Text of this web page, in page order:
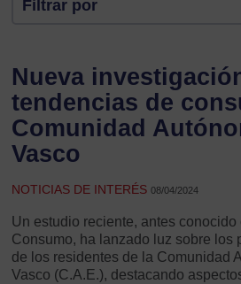
Filtrar por
Nueva
tendencias de
Comunidad
Vasco
NOTICIAS DE INTERÉS08/04/2024
Un estudio reciente, antes conocido
Consumo, ha lanzado luz sobre los
de los residentes de la Comunidad
Vasco (C.A.E.), destacando